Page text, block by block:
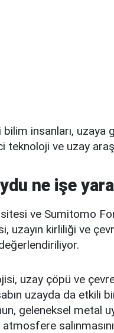
bilim insanları,
teknoloji ve uzay
ne işe
ve Sumitomo
uzayın kirliliği ve
uzay çöpü ve
uzayda da etkili
geleneksel metal
atmosfere